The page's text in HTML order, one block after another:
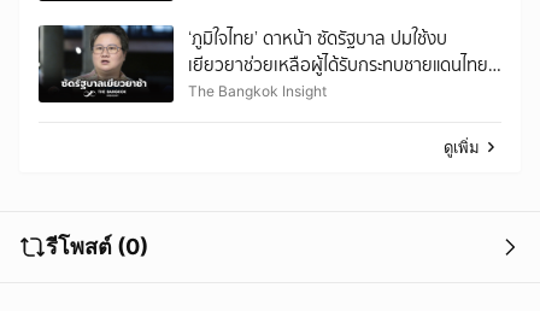
‘ภูมิใจไทย’ ดาหน้า ซัดรัฐบาล ปมใช้งบ
เยียวยาช่วยเหลือผู้ได้รับกระทบชายแดนไทย
– กัมพูชา
The Bangkok Insight
ดูเพิ่ม
รีโพสต์ (0)